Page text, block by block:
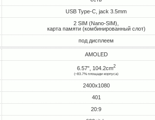
USB Type-C, jack 3.5mm
2 SIM (Nano-SIM),
карта памяти (комбинированный слот)
под дисплеем
AMOLED
6.57", 104.2cm2
(~83.7% площади корпуса)
2400x1080
401
20:9